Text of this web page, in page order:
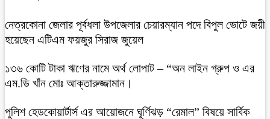
নেত্রকোনা জেলার পূর্বধলা উপজেলার চেয়ারম্যান পদে বিপুল ভোটে জয়ী
হয়েছেন এটিএম ফয়জুর সিরাজ জুয়েল
১৩৬ কোটি টাকা ঋণের নামে অর্থ লোপাট – “অন লাইন গ্রুপ ও এর
এম.ডি খাঁন মোঃ আক্তারুজ্জামান।
পুলিশ হেডকোয়ার্টার্স এর আয়োজনে ঘূর্ণিঝড় “রেমাল” বিষয়ে সার্বিক